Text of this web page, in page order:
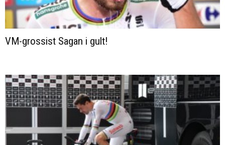
VM-grossist Sagan i gult!